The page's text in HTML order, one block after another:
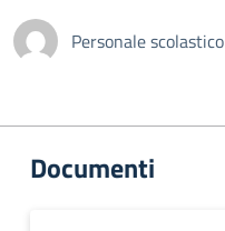
Personale scolastico
Documenti